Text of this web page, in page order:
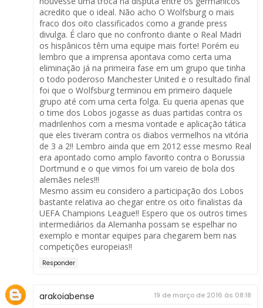
acredito que o ideal. Não acho O Wolfsburg o mais
fraco dos oito classificados como a grande press
divulga. É claro que no confronto diante o Real Madri
os hispânicos têm uma equipe mais forte! Porém eu
lembro que a imprensa apontava como certa uma
eliminação já na primeira fase em um grupo que tinha
o todo poderoso Manchester United e o resultado final
foi que o Wolfsburg terminou em primeiro daquele
grupo até com uma certa folga. Eu queria apenas que
o time dos Lobos jogasse as duas partidas contra os
madrilenhos com a mesma vontade e aplicação tática
que eles tiveram contra os diabos vermelhos na vitória
de 3 a 2!! Lembro ainda que em 2012 esse mesmo Real
era apontado como amplo favorito contra o Borussia
Dortmund e o que vimos foi um vareio de bola dos
alemães neles!!!
Mesmo assim eu considero a participação dos Lobos
bastante relativa ao chegar entre os oito finalistas da
UEFA Champions League!! Espero que os outros times
intermediários da Alemanha possam se espelhar no
exemplo e montar equipes para chegarem bem nas
competições europeias!!
Responder
arakoiabense 19 de março de 2016 às 08:18